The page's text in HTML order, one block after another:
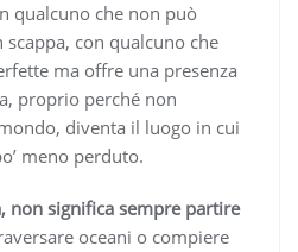
qualcuno che non può
con qualcuno che
ma offre una presenza
proprio perché non
diventa il luogo in cui
meno perduto.
non significa sempre partire
oceani o compiere